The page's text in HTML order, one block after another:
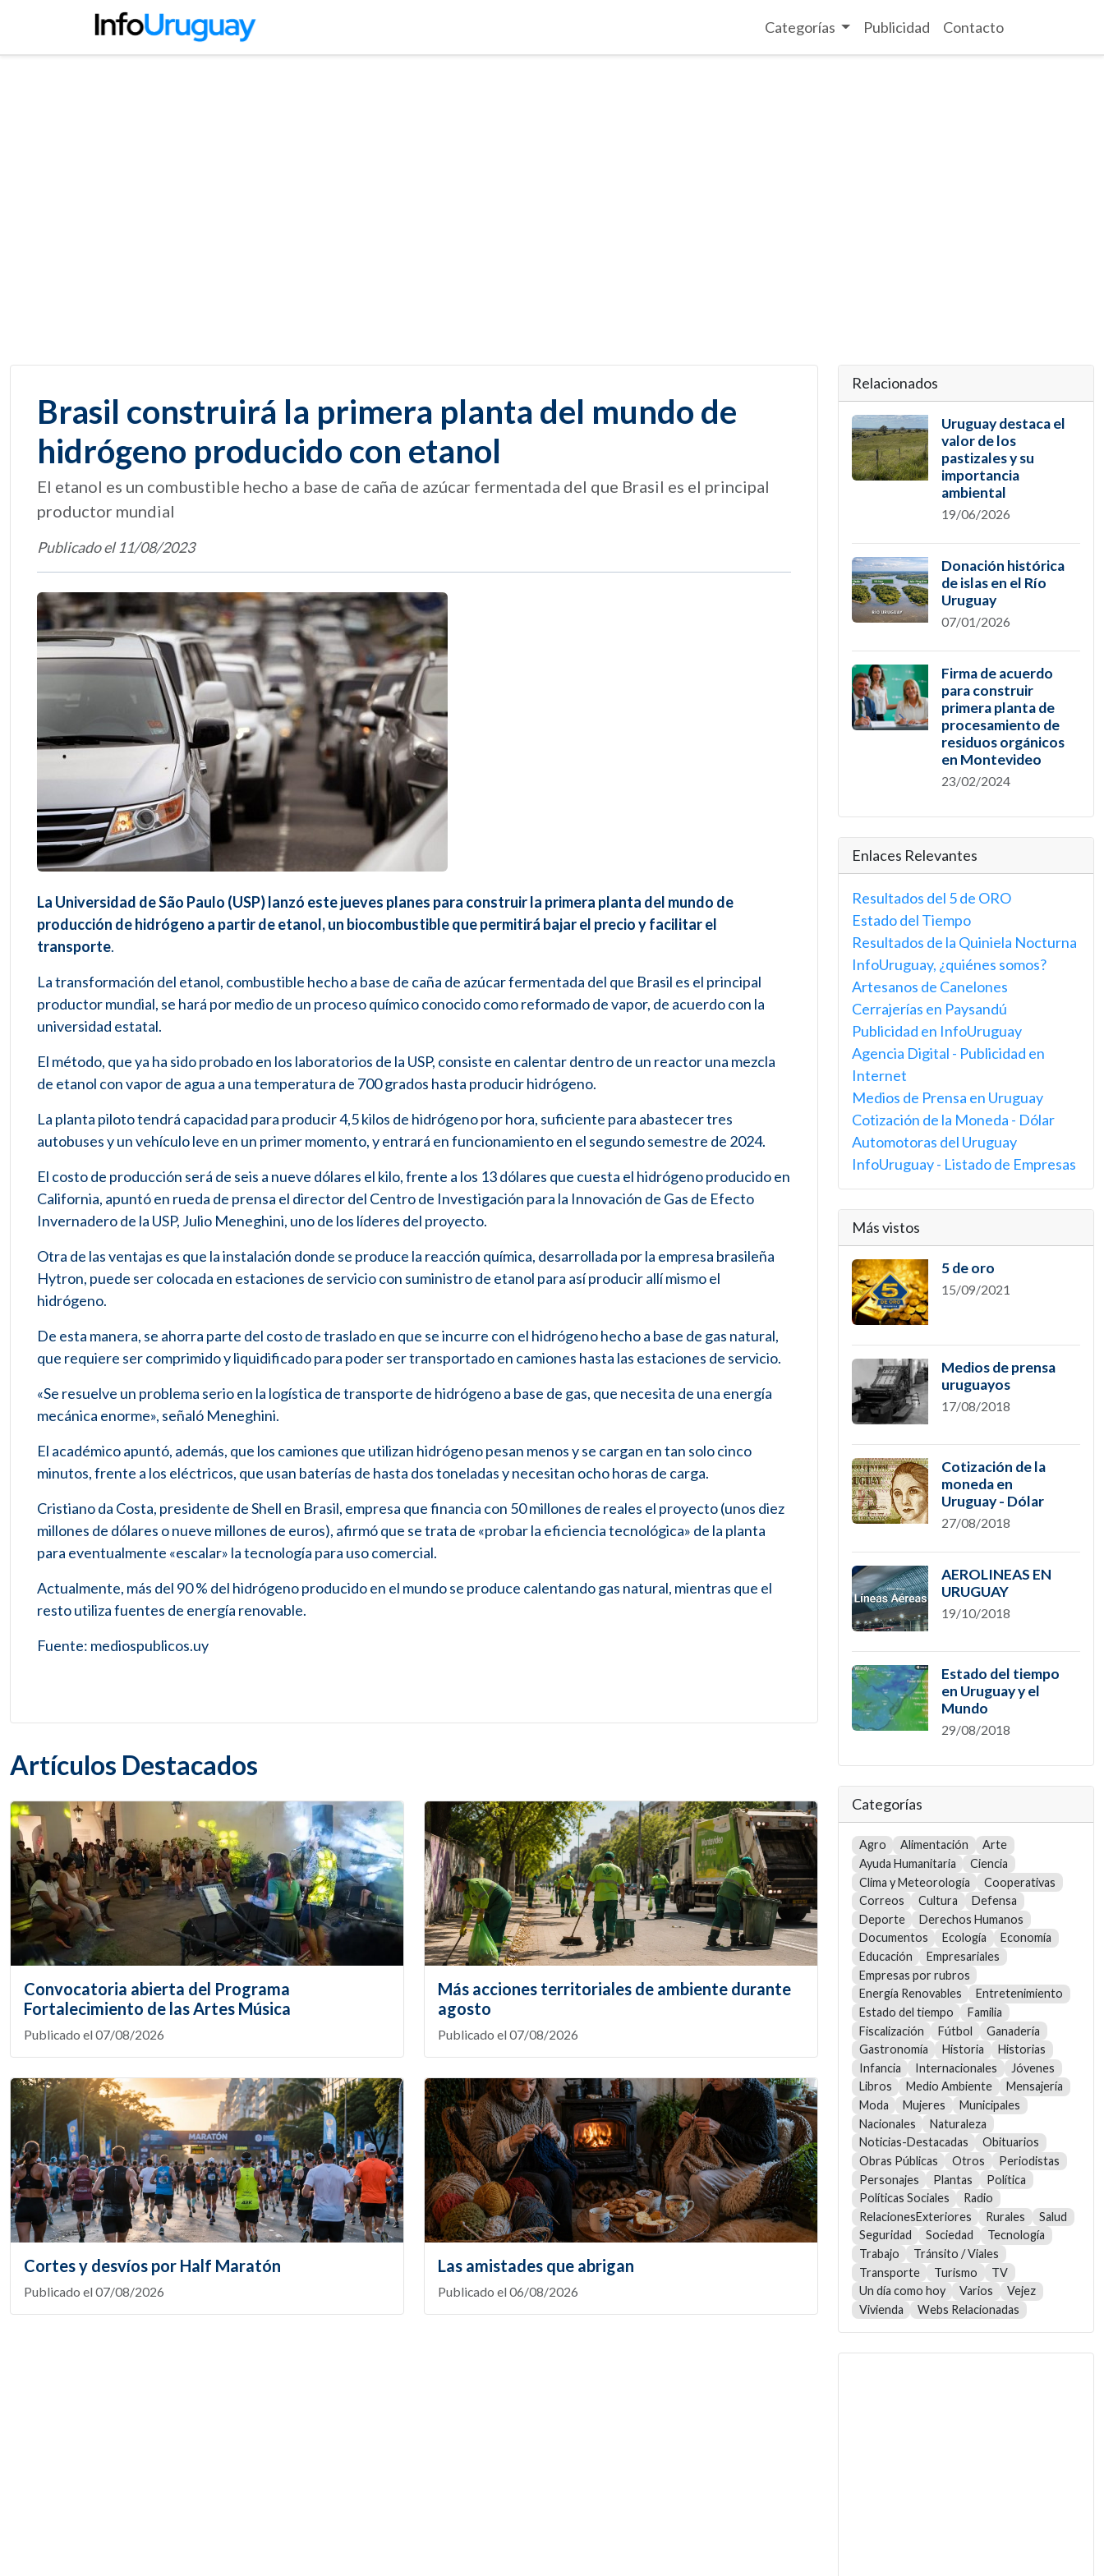
Categorías Publicidad Contacto
Brasil construirá la primera planta del mundo de
hidrógeno producido con etanol
El etanol es un combustible hecho a base de caña de azúcar fermentada del que Brasil es el principal
productor mundial
Publicado el 11/08/2023
La Universidad de São Paulo (USP) lanzó este jueves planes para construir la primera planta del mundo de
producción de hidrógeno a partir de etanol, un biocombustible que permitirá bajar el precio y facilitar el
transporte.
La transformación del etanol, combustible hecho a base de caña de azúcar fermentada del que Brasil es el principal
productor mundial, se hará por medio de un proceso químico conocido como reformado de vapor, de acuerdo con la
universidad estatal.
El método, que ya ha sido probado en los laboratorios de la USP, consiste en calentar dentro de un reactor una mezcla
de etanol con vapor de agua a una temperatura de 700 grados hasta producir hidrógeno.
La planta piloto tendrá capacidad para producir 4,5 kilos de hidrógeno por hora, suficiente para abastecer tres
autobuses y un vehículo leve en un primer momento, y entrará en funcionamiento en el segundo semestre de 2024.
El costo de producción será de seis a nueve dólares el kilo, frente a los 13 dólares que cuesta el hidrógeno producido en
California, apuntó en rueda de prensa el director del Centro de Investigación para la Innovación de Gas de Efecto
Invernadero de la USP, Julio Meneghini, uno de los líderes del proyecto.
Otra de las ventajas es que la instalación donde se produce la reacción química, desarrollada por la empresa brasileña
Hytron, puede ser colocada en estaciones de servicio con suministro de etanol para así producir allí mismo el
hidrógeno.
De esta manera, se ahorra parte del costo de traslado en que se incurre con el hidrógeno hecho a base de gas natural,
que requiere ser comprimido y liquidificado para poder ser transportado en camiones hasta las estaciones de servicio.
«Se resuelve un problema serio en la logística de transporte de hidrógeno a base de gas, que necesita de una energía
mecánica enorme», señaló Meneghini.
El académico apuntó, además, que los camiones que utilizan hidrógeno pesan menos y se cargan en tan solo cinco
minutos, frente a los eléctricos, que usan baterías de hasta dos toneladas y necesitan ocho horas de carga.
Cristiano da Costa, presidente de Shell en Brasil, empresa que financia con 50 millones de reales el proyecto (unos diez
millones de dólares o nueve millones de euros), afirmó que se trata de «probar la eficiencia tecnológica» de la planta
para eventualmente «escalar» la tecnología para uso comercial.
Actualmente, más del 90 % del hidrógeno producido en el mundo se produce calentando gas natural, mientras que el
resto utiliza fuentes de energía renovable.
Fuente: mediospublicos.uy
Artículos Destacados
Convocatoria abierta del Programa
Fortalecimiento de las Artes Música
Publicado el 07/08/2026
Más acciones territoriales de ambiente durante
agosto
Publicado el 07/08/2026
Cortes y desvíos por Half Maratón
Publicado el 07/08/2026
Las amistades que abrigan
Publicado el 06/08/2026
Relacionados
Uruguay destaca el
valor de los
pastizales y su
importancia
ambiental
19/06/2026
Donación histórica
de islas en el Río
Uruguay
07/01/2026
Firma de acuerdo
para construir
primera planta de
procesamiento de
residuos orgánicos
en Montevideo
23/02/2024
Enlaces Relevantes
Resultados del 5 de ORO
Estado del Tiempo
Resultados de la Quiniela Nocturna
InfoUruguay, ¿quiénes somos?
Artesanos de Canelones
Cerrajerías en Paysandú
Publicidad en InfoUruguay
Agencia Digital - Publicidad en
Internet
Medios de Prensa en Uruguay
Cotización de la Moneda - Dólar
Automotoras del Uruguay
InfoUruguay - Listado de Empresas
Más vistos
5 de oro
15/09/2021
Medios de prensa
uruguayos
17/08/2018
Cotización de la
moneda en
Uruguay - Dólar
27/08/2018
AEROLINEAS EN
URUGUAY
19/10/2018
Estado del tiempo
en Uruguay y el
Mundo
29/08/2018
Categorías
Agro Alimentación
Arte
Ayuda Humanitaria
Ciencia
Clima y Meteorología
Cooperativas
Correos
Cultura
Defensa
Deporte
Derechos Humanos
Documentos
Ecología
Economía
Educación
Empresariales
Empresas por rubros
Energía Renovables
Entretenimiento
Estado del tiempo
Familia
Fiscalización
Fútbol
Ganadería
Gastronomía
Historia
Historias
Infancia
Internacionales
Jóvenes
Libros
Medio Ambiente
Mensajería
Moda
Mujeres
Municipales
Nacionales
Naturaleza
Noticias-Destacadas
Obituarios
Obras Públicas
Otros
Periodistas
Personajes
Plantas
Política
Políticas Sociales
Radio
RelacionesExteriores
Rurales
Salud
Seguridad
Sociedad
Tecnología
Trabajo
Tránsito / Viales
Transporte
Turismo
TV
Un día como hoy
Varios
Vejez
Vivienda
Webs Relacionadas